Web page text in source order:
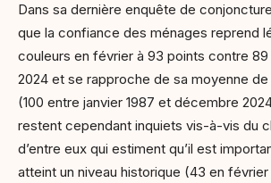
Dans sa dernière enquête de
que la confiance des ménages reprend
couleurs en février à 93 points contre
2024 et se rapproche de sa moyenne
(100 entre janvier 1987 et décembre
restent cependant inquiets vis-à-vis du
d’entre eux qui estiment qu’il est
atteint un niveau historique (43 en